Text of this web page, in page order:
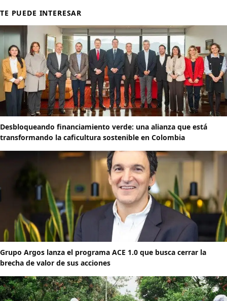
TE PUEDE INTERESAR
Desbloqueando financiamiento verde: una alianza que está
transformando la caficultura sostenible en Colombia
Grupo Argos lanza el programa ACE 1.0 que busca cerrar la
brecha de valor de sus acciones